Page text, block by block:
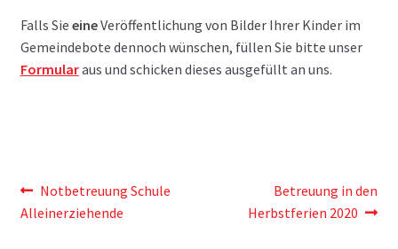
Falls Sie eineVeröffentlichung von Bilder Ihrer Kinder im
Gemeindebote dennoch wünschen, füllen Sie bitte unser
Formularaus und schicken dieses ausgefüllt an uns.
Beitragsnavigation
Vorheriger
Beitrag:
Notbetreuung Schule
Alleinerziehende
Nächster
Beitrag:
Betreuung in den
Herbstferien 2020